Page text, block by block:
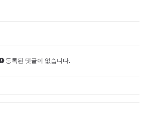
등록된 댓글이 없습니다.